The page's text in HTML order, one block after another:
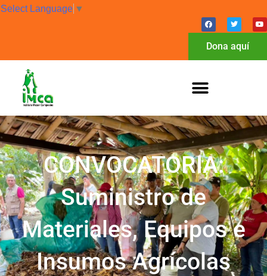
Select Language ▼
Dona aquí
CONVOCATORIA:
Suministro de
Materiales, Equipos e
Insumos Agrícolas